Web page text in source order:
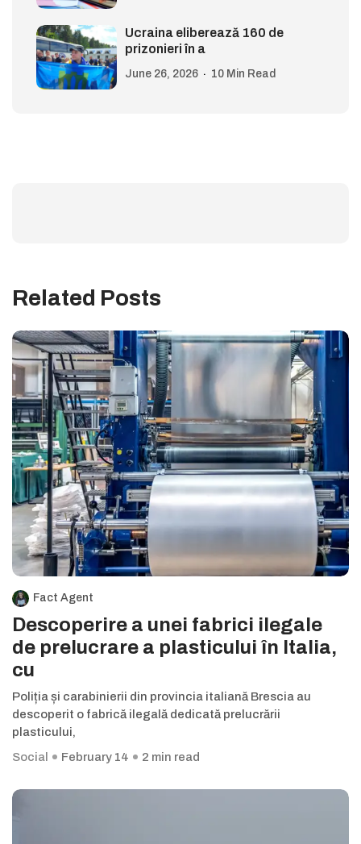
Ucraina eliberează 160 de
prizonieri în a
June 26, 2026 10 Min Read
Related Posts
Fact Agent
Descoperire a unei fabrici ilegale
de prelucrare a plasticului în Italia,
cu
Poliția și carabinierii din provincia italiană Brescia au
descoperit o fabrică ilegală dedicată prelucrării
plasticului,
Social
February 14 2 min read